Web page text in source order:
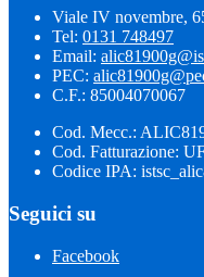
Viale IV novembre,
Tel: 0131 748497
Email:
PEC:
C.F.: 85004070067
Cod. Mecc.:
Cod. Fatturazione:
Codice IPA:
Seguici su
Facebook